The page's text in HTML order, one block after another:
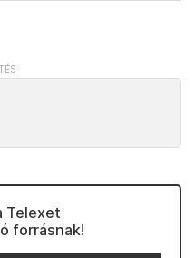
Telexet
forrásnak!